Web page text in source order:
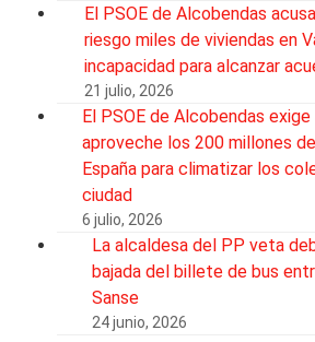
El PSOE de Alcobendas
riesgo miles de viviendas en
incapacidad para alcanzar
21 julio, 2026
El PSOE de Alcobendas
aproveche los 200 millones
España para climatizar los
ciudad
6 julio, 2026
La alcaldesa del PP veta
bajada del billete de bus
Sanse
24 junio, 2026